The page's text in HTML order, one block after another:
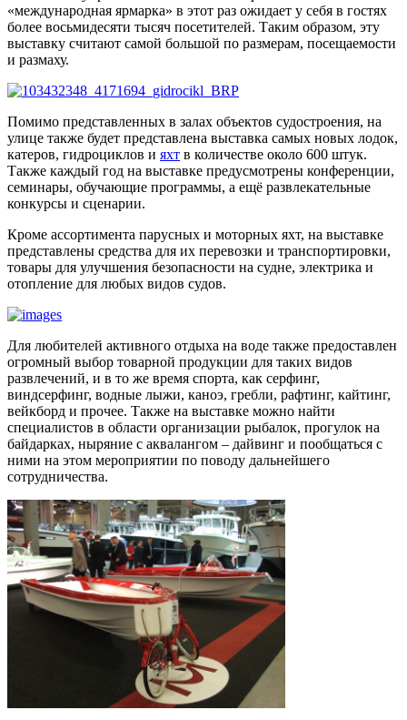
«международная ярмарка» в этот раз ожидает у себя в гостях
более восьмидесяти тысяч посетителей. Таким образом, эту
выставку считают самой большой по размерам, посещаемости
и размаху.
Помимо представленных в залах объектов судостроения, на
улице также будет представлена выставка самых новых лодок,
катеров, гидроциклов и яхт в количестве около 600 штук.
Также каждый год на выставке предусмотрены конференции,
семинары, обучающие программы, а ещё развлекательные
конкурсы и сценарии.
Кроме ассортимента парусных и моторных яхт, на выставке
представлены средства для их перевозки и транспортировки,
товары для улучшения безопасности на судне, электрика и
отопление для любых видов судов.
Для любителей активного отдыха на воде также предоставлен
огромный выбор товарной продукции для таких видов
развлечений, и в то же время спорта, как серфинг,
виндсерфинг, водные лыжи, каноэ, гребли, рафтинг, кайтинг,
вейкборд и прочее. Также на выставке можно найти
специалистов в области организации рыбалок, прогулок на
байдарках, ныряние с аквалангом – дайвинг и пообщаться с
ними на этом мероприятии по поводу дальнейшего
сотрудничества.